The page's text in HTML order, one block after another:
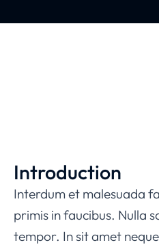
Introduction
Interdum et malesuada
primis in faucibus. Nulla
tempor. In sit amet